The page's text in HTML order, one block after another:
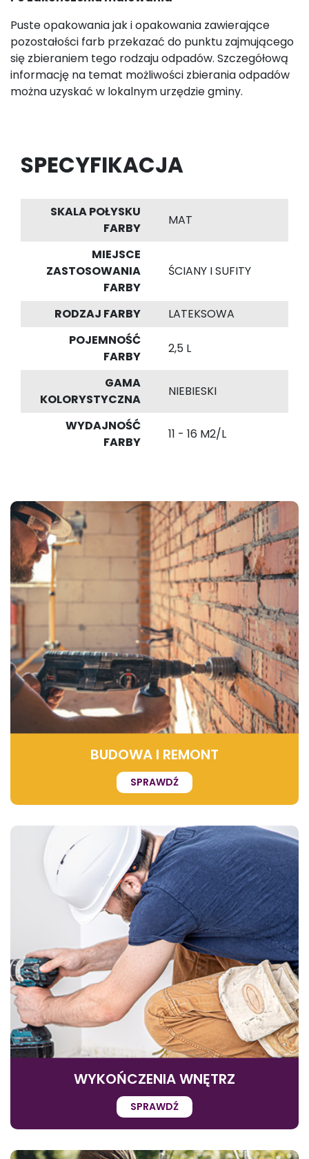
Puste opakowania jak i opakowania zawierające
pozostałości farb przekazać do punktu zajmującego
się zbieraniem tego rodzaju odpadów. Szczegółową
informację na temat możliwości zbierania odpadów
można uzyskać w lokalnym urzędzie gminy.
SPECYFIKACJA
SKALA POŁYSKU
FARBY
MAT
MIEJSCE
ZASTOSOWANIA
FARBY
ŚCIANY I SUFITY
RODZAJ FARBY
LATEKSOWA
POJEMNOŚĆ
FARBY
2,5 L
GAMA
KOLORYSTYCZNA
NIEBIESKI
WYDAJNOŚĆ
FARBY
11 - 16 M2/L
BUDOWA I REMONT
SPRAWDŹ
WYKOŃCZENIA WNĘTRZ
SPRAWDŹ